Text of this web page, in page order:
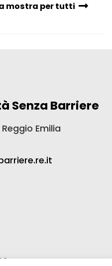
mostra per tutti
Senza Barriere
Emilia